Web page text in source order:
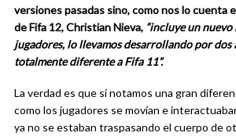
versiones pasadas sino, como nos lo cuenta
de Fifa 12, Christian Nieva, “incluye un
jugadores, lo llevamos desarrollando por dos
totalmente diferente a Fifa 11”.
La verdad es que sí notamos una gran
como los jugadores se movían e
ya no se estaban traspasando el cuerpo de